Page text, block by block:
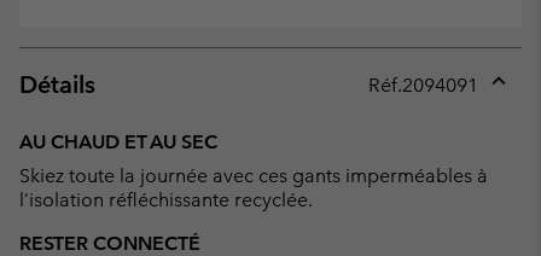
Détails Réf.2094091
AU CHAUD ET AU SEC
Skiez toute la journée avec ces gants imperméables à
l’isolation réfléchissante recyclée.
RESTER CONNECTÉ